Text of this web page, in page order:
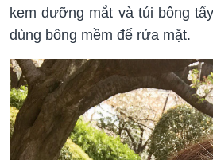
kem dưỡng mắt và túi bông
dùng bông mềm để rửa mặt.